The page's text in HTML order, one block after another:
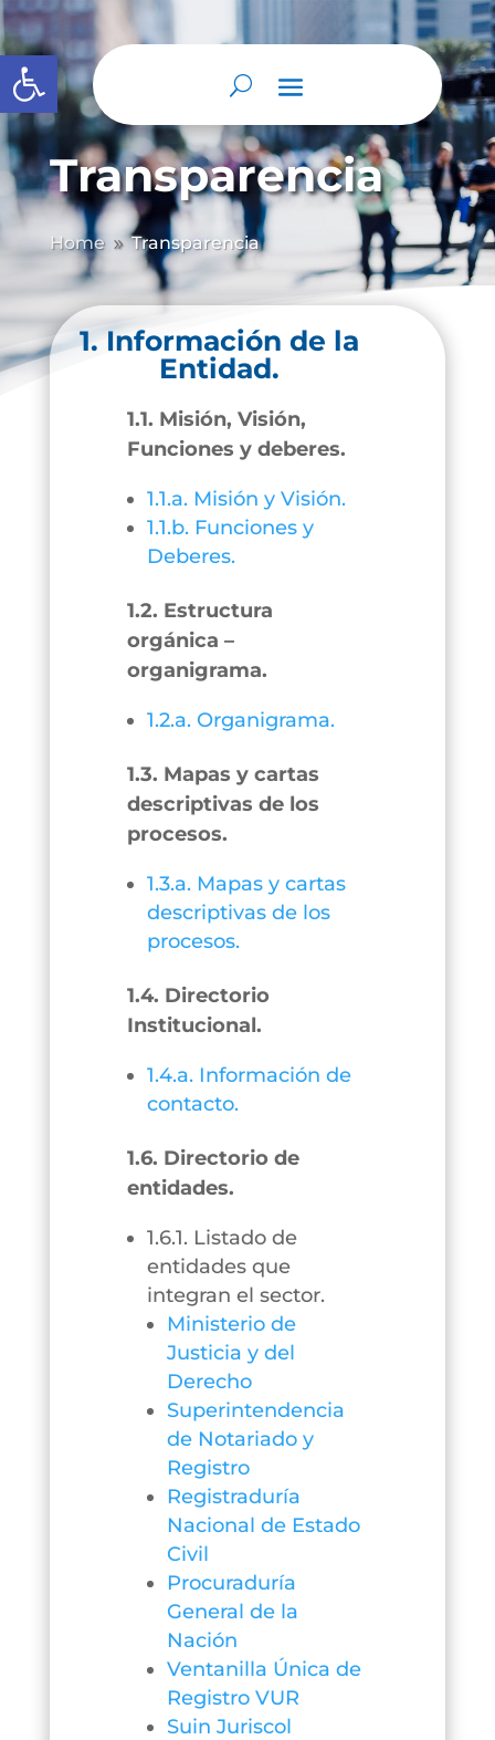
Abrir barra de herramientas
Transparencia
Home 9 Transparencia
1. Información de la
Entidad.
1.1. Misión, Visión,
Funciones y deberes.
1.1.a. Misión y Visión.
1.1.b. Funciones y
Deberes.
1.2. Estructura
orgánica –
organigrama.
1.2.a. Organigrama.
1.3. Mapas y cartas
descriptivas de los
procesos.
1.3.a. Mapas y cartas
descriptivas de los
procesos.
1.4. Directorio
Institucional.
1.4.a. Información de
contacto.
1.6. Directorio de
entidades.
1.6.1. Listado de
entidades que
integran el sector.
Ministerio de
Justicia y del
Derecho
Superintendencia
de Notariado y
Registro
Registraduría
Nacional de Estado
Civil
Procuraduría
General de la
Nación
Ventanilla Única de
Registro VUR
Suin Juriscol